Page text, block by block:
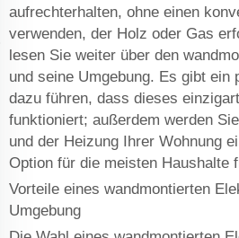
aufrechterhalten, ohne einen
verwenden, der Holz oder Gas
lesen Sie weiter über den
und seine Umgebung. Es gibt ein
dazu führen, dass dieses
funktioniert; außerdem werden
und der Heizung Ihrer Wohnung
Option für die meisten Haushalte
Vorteile eines wandmontierten
Umgebung